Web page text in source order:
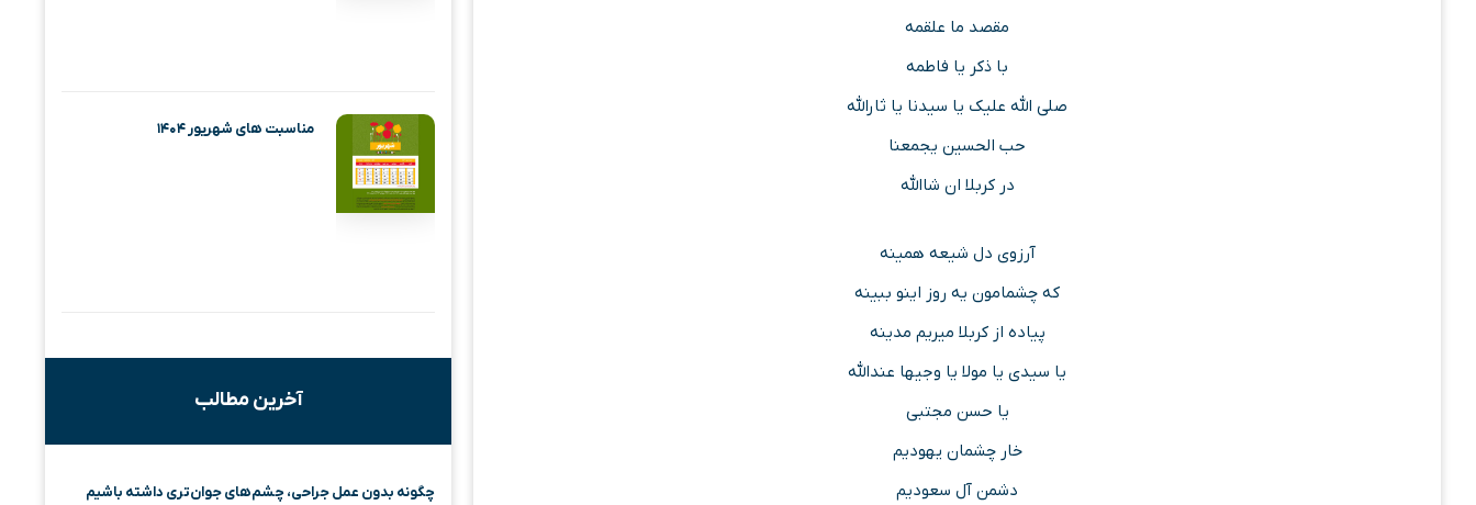
مقصد ما علقمه
با ذکر یا فاطمه
صلی الله علیک یا سیدنا یا ثارالله
حب الحسین یجمعنا
در کربلا ان شاالله
آرزوی دل شیعه همینه
که چشمامون یه روز اینو ببینه
پیاده از کربلا میریم مدینه
یا سیدی یا مولا یا وجیها عندالله
یا حسن مجتبی
خار چشمان یهودیم
دشمن آل سعودیم
مناسبت های شهریور ۱۴۰۴
آخرین مطالب
چگونه بدون عمل جراحی، چشم‌های جوان‌تری داشته باشیم